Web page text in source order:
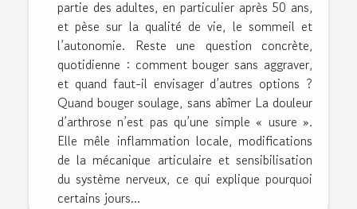
partie des adultes, en particulier après 50 ans,
et pèse sur la qualité de vie, le sommeil et
l’autonomie. Reste une question concrète,
quotidienne : comment bouger sans aggraver,
et quand faut-il envisager d’autres options ?
Quand bouger soulage, sans abîmer La douleur
d’arthrose n’est pas qu’une simple « usure ».
Elle mêle inflammation locale, modifications
de la mécanique articulaire et sensibilisation
du système nerveux, ce qui explique pourquoi
certains jours...